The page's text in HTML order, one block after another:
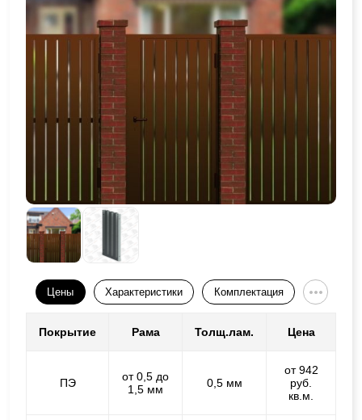
Цены Характеристики Комплектация
Покрытие Рама Толщ.лам. Цена
ПЭ
от 0,5 до
1,5 мм
0,5 мм
от 942
руб.
кв.м.